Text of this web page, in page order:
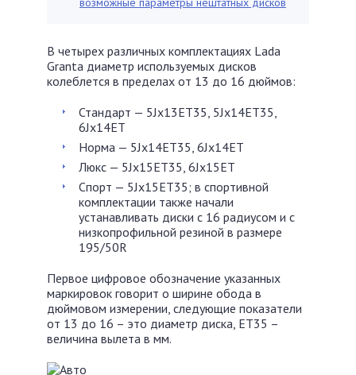
В четырех различных комплектациях Lada
Granta диаметр используемых дисков
колеблется в пределах от 13 до 16 дюймов:
Стандарт — 5Jx13ET35, 5Jx14ET35,
6Jx14ET
Норма — 5Jx14ET35, 6Jx14ET
Люкс — 5Jx15ET35, 6Jx15ET
Спорт — 5Jx15ET35; в спортивной
комплектации также начали
устанавливать диски с 16 радиусом и с
низкопрофильной резиной в размере
195/50R
Первое цифровое обозначение указанных
маркировок говорит о ширине обода в
дюймовом измерении, следующие показатели
от 13 до 16 – это диаметр диска, ЕТ35 –
величина вылета в мм.